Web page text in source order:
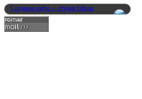
Создание сайта — студия Edison